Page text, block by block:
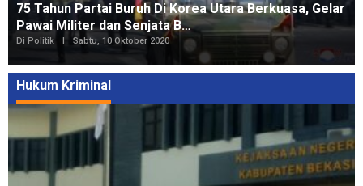
75 Tahun Partai Buruh Di Korea Utara Berkuasa, Gelar
Pawai Militer dan Senjata B…
Di Politik Sabtu, 10 Oktober 2020
Hukum Kriminal